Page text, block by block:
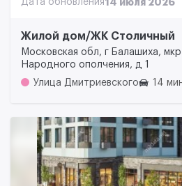
Дата обновления 14 июля 2026
Жилой дом/ЖК Столичный
Московская обл, г Балашиха,
Народного ополчения, д 1
Улица Дмитриевского
14